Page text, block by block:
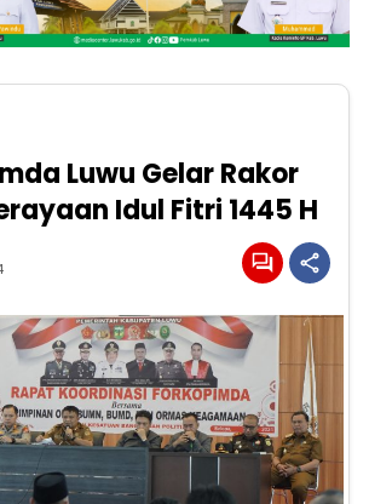
Luwu Gelar Rakor
Idul Fitri 1445 H